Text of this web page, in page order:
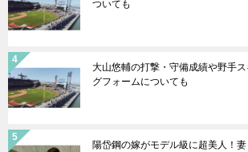
ついても
大山悠輔の打撃・守備成績や野手
グフォームについても
陽岱鋼の嫁がモデル級に超美人！